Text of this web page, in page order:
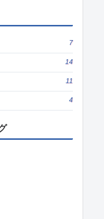
7
14
11
4